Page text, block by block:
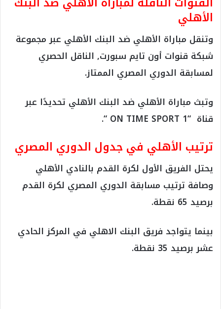
الأهلي
وتنقل مباراة الأهلي ضد البنك الأهلي عبر مجموعة
شبكة قنوات أون تايم سبورت, الناقل الحصري
لمسابقة الدوري المصري الممتاز.
وتبث مباراة الأهلي ضد البنك الأهلي تحديدًا عبر
قناة “ON TIME SPORT 1 “.
ترتيب الأهلي في جدول الدوري المصري
يحتل الفريق الأول لكرة القدم بالنادي الأهلي
وصافة ترتيب مسابقة الدوري المصري لكرة القدم
برصيد 65 نقطة.
بينما يتواجد فريق البنك الاهلي في المركز الحادي
عشر برصيد 35 نقطة.